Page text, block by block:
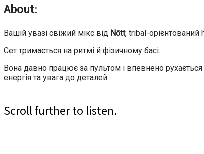
About:
Вашій увазі свіжий мікс від Nōtt, tribal-орієнтований
Сет тримається на ритмі й фізичному басі.
Вона давно працює за пультом і впевнено
енергія та увага до деталей
Scroll further to listen.